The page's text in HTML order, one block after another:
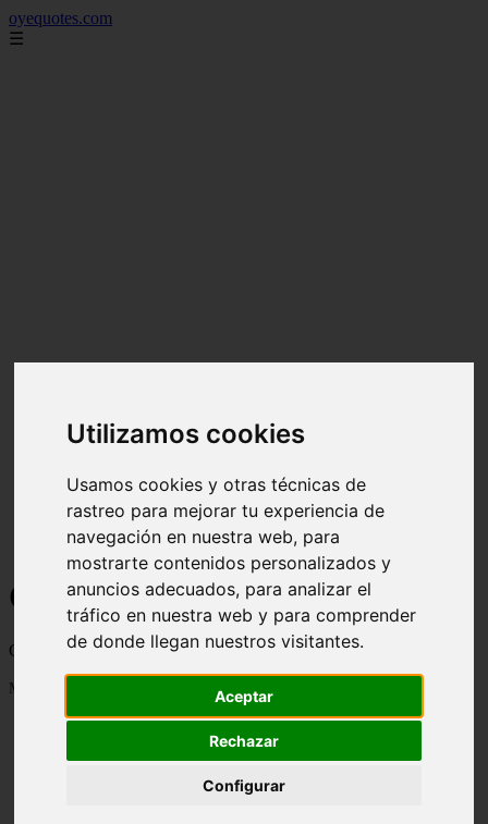
Utilizamos cookies
Usamos cookies y otras técnicas de
rastreo para mejorar tu experiencia de
navegación en nuestra web, para
mostrarte contenidos personalizados y
anuncios adecuados, para analizar el
tráfico en nuestra web y para comprender
de donde llegan nuestros visitantes.
Aceptar
Rechazar
Configurar
oyequotes.com
☰
Curiosidades y Sabias que
Cosas curiosas, curiosidades, noticias impactantes y mucho mas
Mostrando 1 - 24 de 2838 artículos